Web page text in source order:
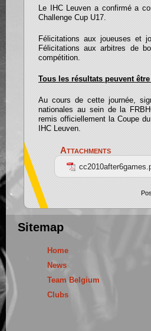
Le IHC Leuven a confirmé a
Challenge Cup U17.
Félicitations aux joueuses et
Félicitations aux arbitres de
compétition.
Tous les résultats peuvent
Au cours de cette journée,
nationales au sein de la
remis officiellement la Coupe
IHC Leuven.
Attachments
Sitemap
Home
News
Team Belgium
Clubs